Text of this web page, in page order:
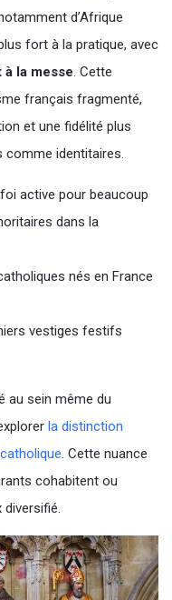
d’Afrique
fort à la pratique, avec
la messe. Cette
français fragmenté,
et une fidélité plus
comme identitaires.
active pour beaucoup
dans la
nés en France
vestiges festifs
au sein même du
la distinction
. Cette nuance
cohabitent ou
diversifié.